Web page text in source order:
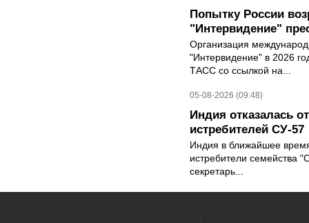
Попытку России
"Интервидение"
Организация
"Интервидение" в 2026
ТАСС со ссылкой на...
05-08-2026 (09:48)
Индия отказалась
истребителей СУ-57
Индия в ближайшее
истребители семейства
секретарь...